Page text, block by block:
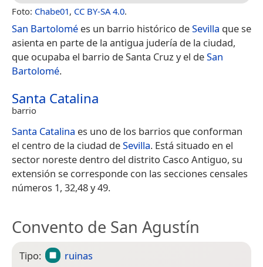
Foto: Chabe01, CC BY-SA 4.0.
San Bartolomé es un barrio histórico deSevilla que se
asienta en parte de la antigua judería de la ciudad,
que ocupaba el barrio de Santa Cruz y el deSan
Bartolomé.
Santa Catalina
barrio
Santa Catalina es uno de los barrios que conforman
el centro de la ciudad deSevilla. Está situado en el
sector noreste dentro del distrito Casco Antiguo, su
extensión se corresponde con las secciones censales
números 1, 32,48 y 49.
Convento de San Agustín
Tipo:
ruinas